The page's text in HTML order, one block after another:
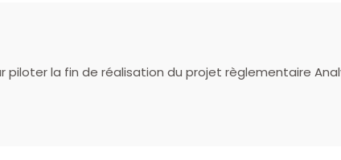
piloter la fin de réalisation du projet règlementaire